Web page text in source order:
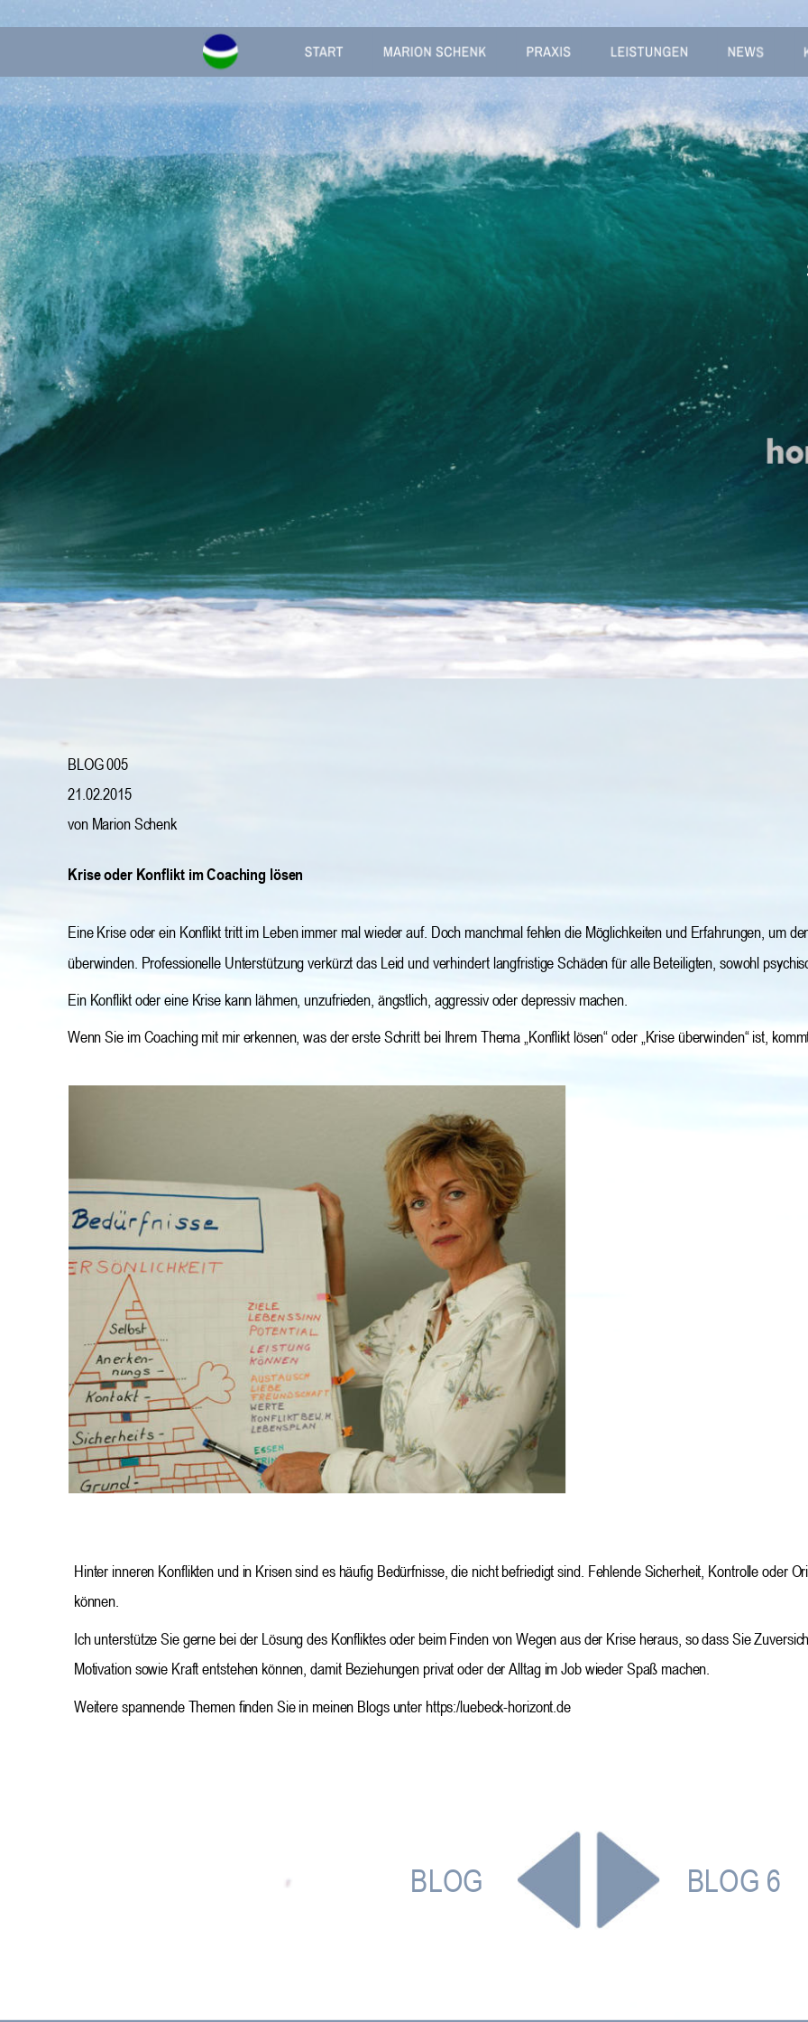
BLOG BLOG 6
BLOG 005
21.02.2015
von Marion Schenk
Krise oder Konflikt im Coaching lösen
Eine Krise oder ein Konflikt tritt im Leben immer mal wieder auf. Doch manchmal fehlen die Möglichkeiten und Erfahrungen, um
überwinden. Professionelle Unterstützung verkürzt das Leid und verhindert langfristige Schäden für alle Beteiligten, sowohl
Ein Konflikt oder eine Krise kann lähmen, unzufrieden, ängstlich, aggressiv oder depressiv machen.
Wenn Sie im Coaching mit mir erkennen, was der erste Schritt bei Ihrem Thema „Konflikt lösen“ oder „Krise überwinden“ ist,
Hinter inneren Konflikten und in Krisen sind es häufig Bedürfnisse, die nicht befriedigt sind. Fehlende Sicherheit, Kontrolle oder
können.
Ich unterstütze Sie gerne bei der Lösung des Konfliktes oder beim Finden von Wegen aus der Krise heraus, so dass Sie
Motivation sowie Kraft entstehen können, damit Beziehungen privat oder der Alltag im Job wieder Spaß machen.
Weitere spannende Themen finden Sie in meinen Blogs unter https:/luebeck-horizont.de